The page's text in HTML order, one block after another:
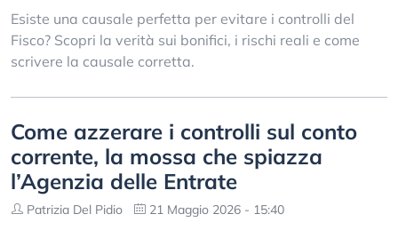
Esiste una causale perfetta per evitare i controlli del
Fisco? Scopri la verità sui bonifici, i rischi reali e come
scrivere la causale corretta.
Come azzerare i controlli sul conto
corrente, la mossa che spiazza
l’Agenzia delle Entrate
Patrizia Del Pidio 21 Maggio 2026 - 15:40